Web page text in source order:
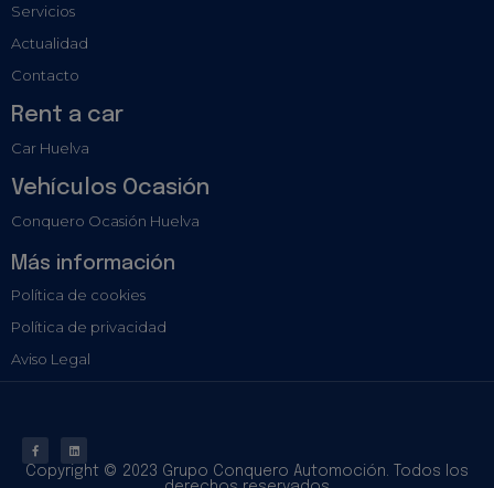
Servicios
Actualidad
Contacto
Rent a car
Car Huelva
Vehículos Ocasión
Conquero Ocasión Huelva
Más información
Política de cookies
Política de privacidad
Aviso Legal
Copyright © 2023 Grupo Conquero Automoción. Todos los